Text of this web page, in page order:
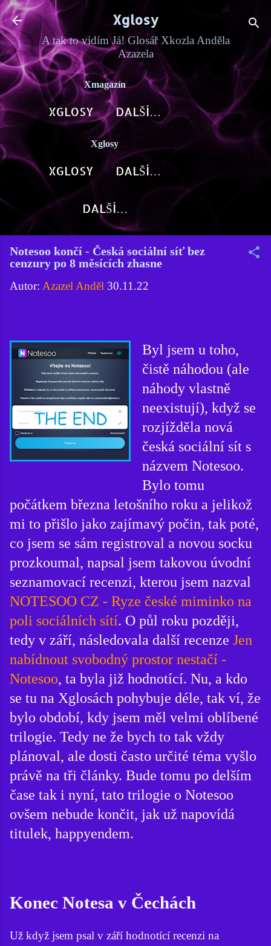
Přeskočit na hlavní obsah
Xglosy
A tak to vidím Já! Glosář Xkozla Anděla
Azazela
Xmagazín
XGLOSY DALŠÍ…
Xglosy
XGLOSY DALŠÍ…
DALŠÍ…
Notesoo končí - Česká sociální síť bez
cenzury po 8 měsících zhasne
Autor: Azazel Anděl 30.11.22
Byl jsem u toho,
čistě náhodou (ale
náhody vlastně
neexistují), když se
rozjížděla nová
česká sociální sít s
názvem Notesoo.
Bylo tomu
počátkem března letošního roku a jelikož
mi to přišlo jako zajímavý počin, tak poté,
co jsem se sám registroval a novou socku
prozkoumal, napsal jsem takovou úvodní
seznamovací recenzi, kterou jsem nazval
NOTESOO CZ - Ryze české miminko na
poli sociálních sítí. O půl roku později,
tedy v září, následovala další recenze Jen
nabídnout svobodný prostor nestačí -
Notesoo, ta byla již hodnotící. Nu, a kdo
se tu na Xglosách pohybuje déle, tak ví, že
bylo období, kdy jsem měl velmi oblíbené
trilogie. Tedy ne že bych to tak vždy
plánoval, ale dosti často určité téma vyšlo
právě na tři články. Bude tomu po delším
čase tak i nyní, tato trilogie o Notesoo
ovšem nebude končit, jak už napovídá
titulek, happyendem.
Konec Notesa v Čechách
Už když jsem psal v září hodnotící recenzi na